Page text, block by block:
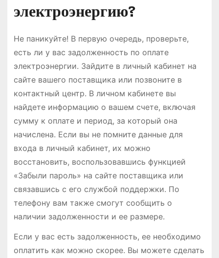
электроэнергию?
Не паникуйте! В первую очередь, проверьте,
есть ли у вас задолженность по оплате
электроэнергии. Зайдите в личный кабинет на
сайте вашего поставщика или позвоните в
контактный центр. В личном кабинете вы
найдете информацию о вашем счете, включая
сумму к оплате и период, за который она
начислена. Если вы не помните данные для
входа в личный кабинет, их можно
восстановить, воспользовавшись функцией
«Забыли пароль» на сайте поставщика или
связавшись с его службой поддержки. По
телефону вам также смогут сообщить о
наличии задолженности и ее размере.
Если у вас есть задолженность, ее необходимо
оплатить как можно скорее. Вы можете сделать